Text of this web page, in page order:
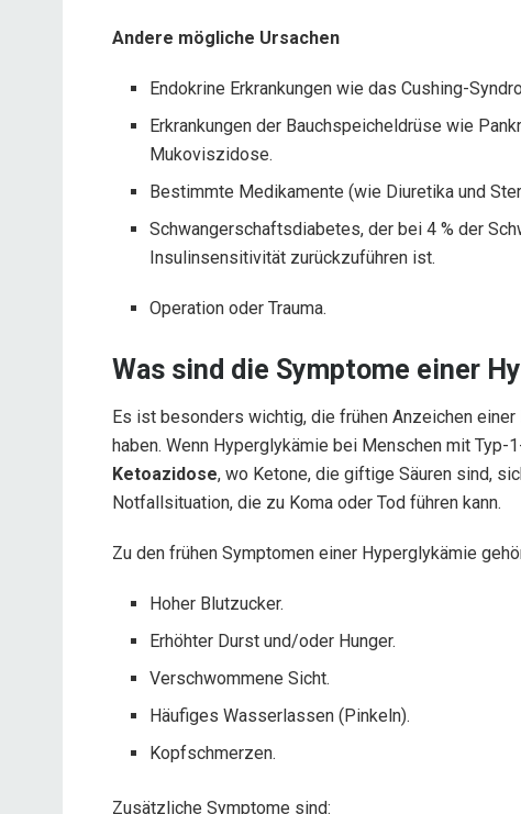
Andere mögliche Ursachen
Endokrine Erkrankungen wie das Cushing-
Erkrankungen der Bauchspeicheldrüse wie
Mukoviszidose.
Bestimmte Medikamente (wie Diuretika und
Schwangerschaftsdiabetes, der bei 4 % der
Insulinsensitivität zurückzuführen ist.
Operation oder Trauma.
Was sind die Symptome einer
Es ist besonders wichtig, die frühen Anzeichen
haben. Wenn Hyperglykämie bei Menschen mit
Ketoazidose, wo Ketone, die giftige Säuren sind,
Notfallsituation, die zu Koma oder Tod führen kann.
Zu den frühen Symptomen einer Hyperglykämie
Hoher Blutzucker.
Erhöhter Durst und/oder Hunger.
Verschwommene Sicht.
Häufiges Wasserlassen (Pinkeln).
Kopfschmerzen.
Zusätzliche Symptome sind: